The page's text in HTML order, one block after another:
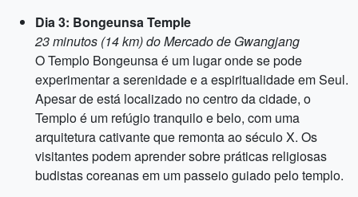
Dia 3: Bongeunsa Temple
23 minutos (14 km) do Mercado de Gwangjang
O Templo Bongeunsa é um lugar onde se pode
experimentar a serenidade e a espiritualidade em Seul.
Apesar de está localizado no centro da cidade, o
Templo é um refúgio tranquilo e belo, com uma
arquitetura cativante que remonta ao século X. Os
visitantes podem aprender sobre práticas religiosas
budistas coreanas em um passeio guiado pelo templo.